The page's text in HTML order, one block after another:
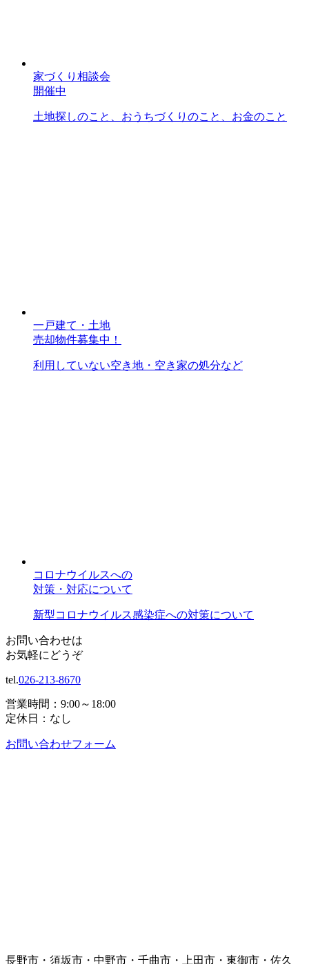
家づくり相談会
開催中
土地探しのこと、おうちづくりのこと、お金のこと
一戸建て・土地
売却物件募集中！
利用していない空き地・空き家の処分など
コロナウイルスへの
対策・対応について
新型コロナウイルス感染症への対策について
お問い合わせは
お気軽にどうぞ
tel.026-213-8670
営業時間：9:00～18:00
定休日：なし
お問い合わせフォーム
長野市・須坂市・中野市・千曲市・上田市・東御市・佐久